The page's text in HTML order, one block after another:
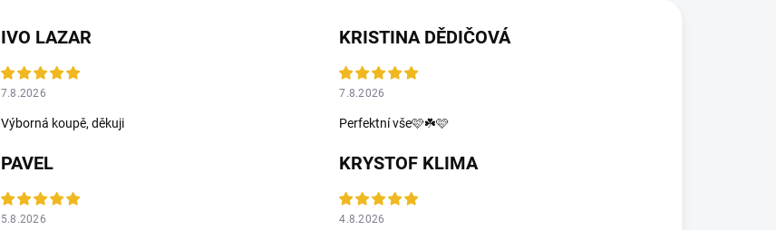
IVO LAZAR
7.8.2026
Výborná koupě, děkuji
KRISTINA DĚDIČOVÁ
7.8.2026
Perfektní vše🩷☘️🩷
PAVEL
5.8.2026
KRYSTOF KLIMA
4.8.2026